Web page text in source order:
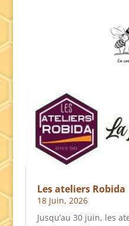
Les ateliers Robida
18 Juin, 2026
Jusqu’au 30 juin, les